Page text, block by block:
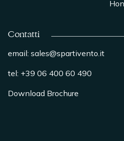
Contatti
email: sales@spartivento.it
tel: +39 06 400 60 490
Download Brochure